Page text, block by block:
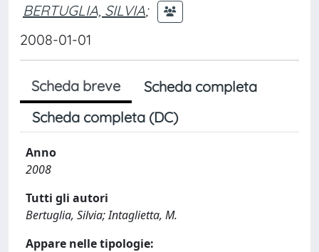
BERTUGLIA, SILVIA;
2008-01-01
Scheda breve
Scheda completa
Scheda completa (DC)
Anno
2008
Tutti gli autori
Bertuglia, Silvia; Intaglietta, M.
Appare nelle tipologie: